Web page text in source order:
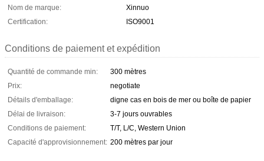
Nom de marque:
Xinnuo
Certification:
ISO9001
Conditions de paiement et expédition
Quantité de commande min:
300 mètres
Prix:
negotiate
Détails d'emballage:
digne cas en bois de mer ou boîte de papier
Délai de livraison:
3-7 jours ouvrables
Conditions de paiement:
T/T, L/C, Western Union
Capacité d'approvisionnement: 200 mètres par jour